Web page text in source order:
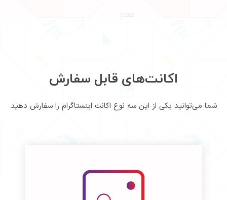
اکانت‌های قابل سفارش
شما می‌توانید یکی از این سه نوع اکانت اینستاگرام را سفارش دهید